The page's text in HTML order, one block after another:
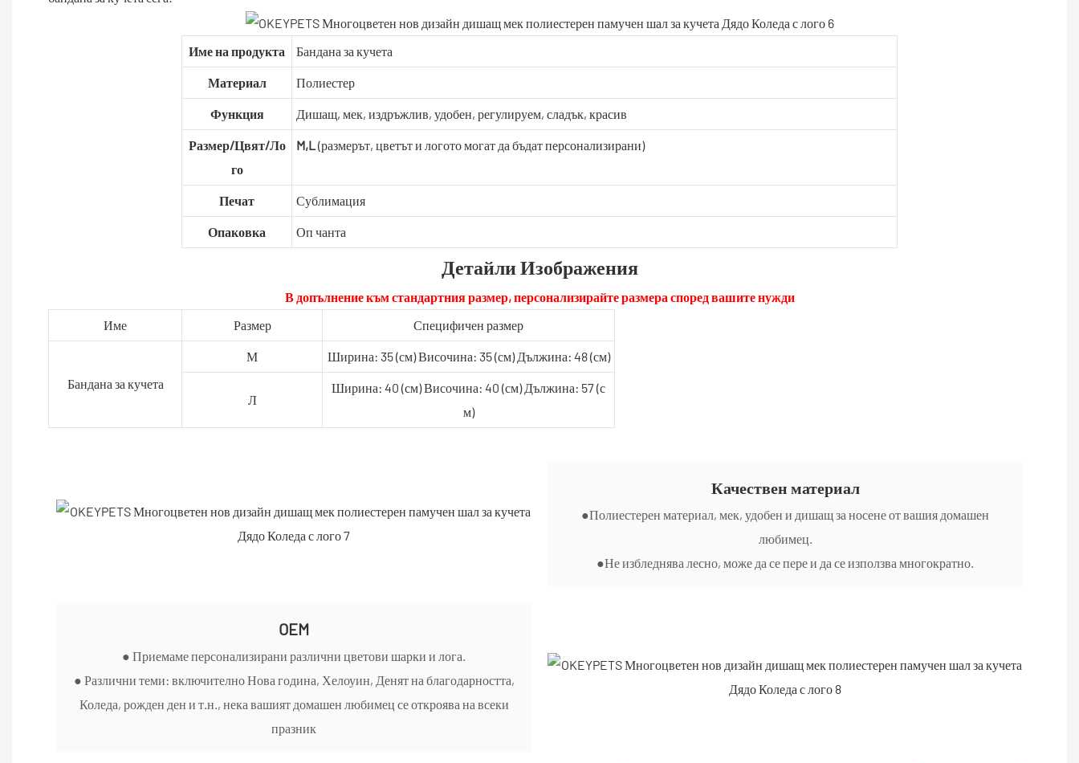
Име на продукта Бандана за кучета
Материал Полиестер
Функция Дишащ, мек, издръжлив, удобен, регулируем, сладък, красив
Размер/Цвят/Ло
го
M,L (размерът, цветът и логото могат да бъдат персонализирани)
Печат Сублимация
Опаковка Оп чанта
Детайли Изображения
В допълнение към стандартния размер, персонализирайте размера според вашите нужди
Име
Размер Специфичен размер
Бандана за кучета
М Ширина: 35 (см) Височина: 35 (см) Дължина: 48 (см)
Л
Ширина: 40 (см) Височина: 40 (см) Дължина: 57 (с
м)
Качествен материал
●Полиестерен материал, мек, удобен и дишащ за носене от вашия домашен
любимец.
●Не избледнява лесно, може да се пере и да се използва многократно.
OEM
● Приемаме персонализирани различни цветови шарки и лога.
● Различни теми: включително Нова година, Хелоуин, Денят на благодарността,
Коледа, рожден ден и т.н., нека вашият домашен любимец се откроява на всеки
празник